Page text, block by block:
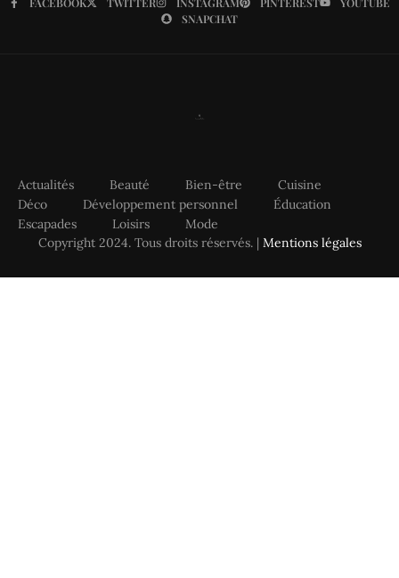
FACEBOOK TWITTER INSTAGRAM PINTEREST
YOUTUBE
SNAPCHAT
Actualités Beauté Bien-être
Cuisine
Déco
Développement personnel
Éducation
Escapades
Loisirs
Mode
Copyright 2024. Tous droits réservés. | Mentions légales